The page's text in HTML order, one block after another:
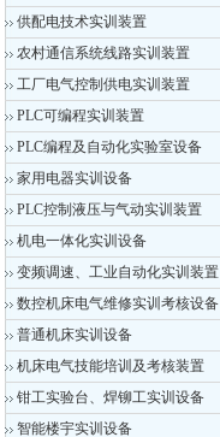
供配电技术实训装置
农村通信系统线路实训装置
工厂电气控制供电实训装置
PLC可编程实训装置
PLC编程及自动化实验室设备
家用电器实训设备
PLC控制液压与气动实训装置
机电一体化实训设备
变频调速、工业自动化实训装置
数控机床电气维修实训考核设备
普通机床实训设备
机床电气技能培训及考核装置
钳工实验台、焊铆工实训设备
智能楼宇实训设备